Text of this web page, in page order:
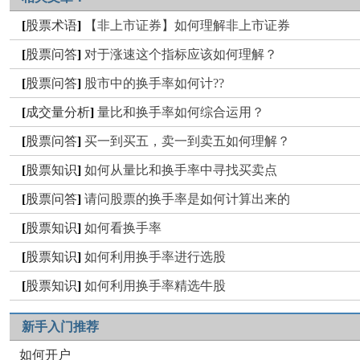
[股票术语] 【非上市证券】如何理解非上市证券
[股票问答] 对于涨速这个指标应该如何理解？
[股票问答] 股市中的换手率如何计??
[成交量分析] 量比和换手率如何综合运用？
[股票问答] 买一到买五，卖一到卖五如何理解？
[股票知识] 如何从量比和换手率中寻找买卖点
[股票问答] 请问股票的换手率是如何计算出来的
[股票知识] 如何看换手率
[股票知识] 如何利用换手率进行选股
[股票知识] 如何利用换手率精选牛股
新手入门推荐
如何开户